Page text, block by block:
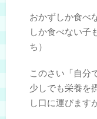
おかずしか食べ
しか食べない子
ち）
このさい「自分
少しでも栄養を
し口に運びます